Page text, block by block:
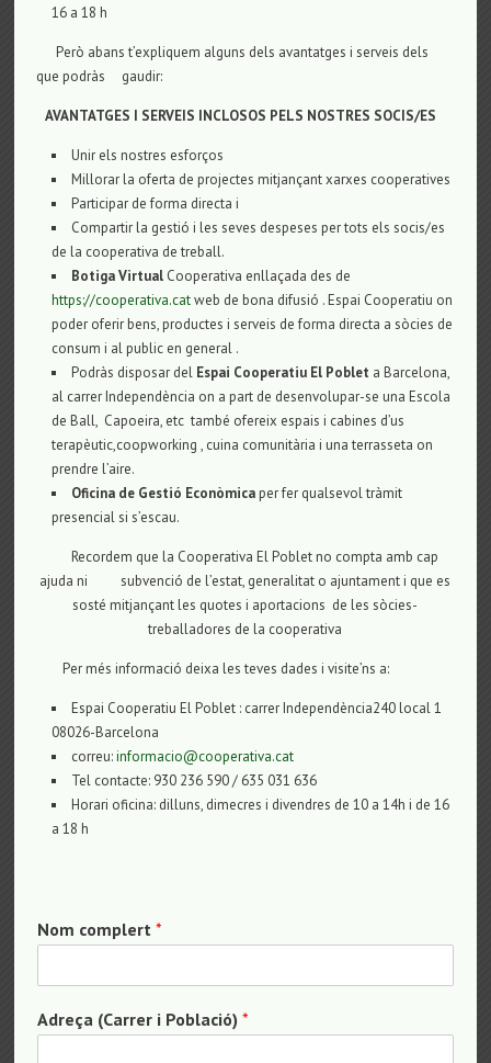
16 a 18 h
Però abans t’expliquem alguns dels avantatges i serveis dels
que podràs gaudir:
AVANTATGES I SERVEIS INCLOSOS PELS NOSTRES SOCIS/ES
Unir els nostres esforços
Millorar la oferta de projectes mitjançant xarxes cooperatives
Participar de forma directa i
Compartir la gestió i les seves despeses per tots els socis/es
de la cooperativa de treball.
Botiga Virtual Cooperativa enllaçada des de
https://cooperativa.catweb de bona difusió . Espai Cooperatiu on
poder oferir bens, productes i serveis de forma directa a sòcies de
consum i al public en general .
Podràs disposar del Espai Cooperatiu El Poblet a Barcelona,
al carrer Independència on a part de desenvolupar-se una Escola
de Ball, Capoeira, etc també ofereix espais i cabines d’us
terapèutic,coopworking , cuina comunitària i una terrasseta on
prendre l’aire.
Oficina de Gestió Econòmicaper fer qualsevol tràmit
presencial si s’escau.
Recordem que la Cooperativa El Poblet no compta amb cap
ajuda ni subvenció de l’estat, generalitat o ajuntament i que es
sosté mitjançant les quotes i aportacions de les sòcies-
treballadores de la cooperativa
Per més informació deixa les teves dades i visite’ns a:
Espai Cooperatiu El Poblet : carrer Independència240 local 1
08026-Barcelona
correu:informacio@cooperativa.cat
Tel contacte: 930 236 590 / 635 031 636
Horari oficina: dilluns, dimecres i divendres de 10 a 14h i de 16
a 18 h
Nom complert*
Adreça (Carrer i Població)*